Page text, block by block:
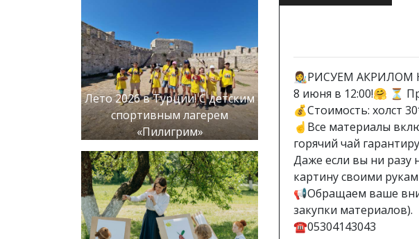
Лето 2026 в Турции! С детским
спортивным лагерем
«Пилигрим»
👩‍🎨РИСУЕМ АКРИЛОМ
8 июня в 12:00!🤗 ⏳
💰Стоимость: холст
☝️Все материалы
горячий чай
Даже если вы ни разу
картину своими
📢Обращаем ваше
закупки материалов).
☎️05304143043